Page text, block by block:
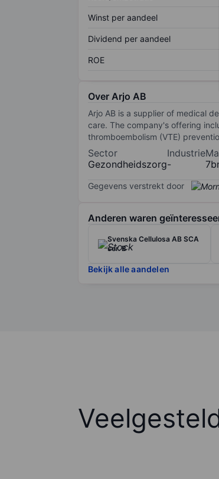
Winst per aandeel
Dividend per aandeel
ROE
Over Arjo AB
Arjo AB is a supplier of medical
care. The company's offering
thromboembolism (VTE)
Sector
Gezondheidszorg
Industrie
-
Gegevens verstrekt door
Anderen waren
Svenska Cellulosa AB SCA
ser. B
Bekijk alle aandelen